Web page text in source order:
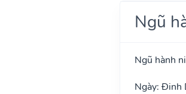
Ngũ
Ngũ hành
Ngày: Đinh